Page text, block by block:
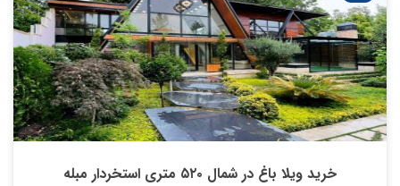
خرید ویلا باغ در شمال ۵۲۰ متری استخردار مبله